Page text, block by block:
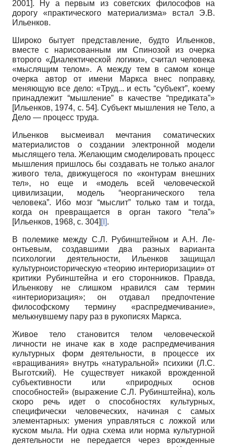
2001]. Ну а первым из советских философов на
дорогу «практического материализма» встал Э.В.
Ильенков.
Широко бытует представление, будто Ильен­ков,
вместе с нарисованным им Спинозой из очерка
второго «Диалектической логики», считал человека
«мыслящим телом». А между тем в самом конце
очерка автор от имени Маркса внес поправку,
меняющую все дело: «Труд... и есть “субъект”, коему
принадлежит “мышление” в качестве “предиката”»
[Ильенков, 1974, с. 54]. Субъект мышления не Тело, а
Дело — процесс труда.
Ильенков высмеивал мечтания соматических
материалистов о создании электронной модели
мыслящего тела. Желающим смоделировать процесс
мышления пришлось бы создавать не только аналог
живого тела, движущегося по «контурам внешних
тел», но еще и «модель всей человеческой
цивилизации, модель “неорганического тела
человека”. Ибо мозг “мыслит” только там и тогда,
когда он превращается в орган такого “тела”»
[Ильенков, 1968, с. 304] [I].
В полемике между С.Л. Рубинштейном и А.Н. Ле­
онтьевым, создавшими два разных варианта
психологии деятельности, Ильенков защищал
культурно­историческую «теорию интериоризации» от
критики Рубинштейна и его сторонников. Правда,
Ильенкову не слишком нравился сам термин
«интериоризация»; он отдавал предпочтение
философскому термину «распредмечивание»,
мелькнувшему пару раз в рукописях Маркса.
Живое тело становится телом человеческой
личности не иначе как в ходе распредмечивания
культурных форм деятельности, в процессе их
«вращивания» внутрь «натуральной» психики (Л.С.
Выготский). Не существует никакой врожденной
субъективности или «природных основ
способностей» (выражение С.Л. Рубинштейна), коль
скоро речь идет о способностях культурных,
специфически человеческих, начиная с самых
элементарных: умения управляться с ложкой или
куском мыла. Ни одна схема или норма культурной
деятельности не передается через врожденные